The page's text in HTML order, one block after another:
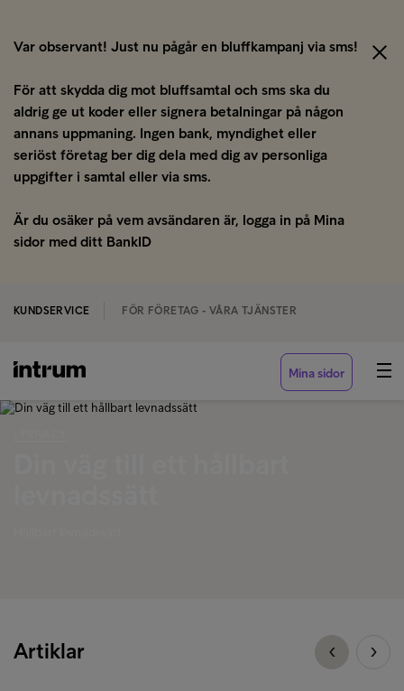
Var observant! Just nu pågår en bluffkampanj via sms!
För att skydda dig mot bluffsamtal och sms ska du
aldrig ge ut koder eller signera betalningar på någon
annans uppmaning. Ingen bank, myndighet eller
seriöst företag ber dig dela med dig av personliga
uppgifter i samtal eller via sms.
Är du osäker på vem avsändaren är, logga in på Mina
sidor med ditt BankID
KUNDSERVICE FÖR FÖRETAG - VÅRA TJÄNSTER
Mina sidor
Artiklar